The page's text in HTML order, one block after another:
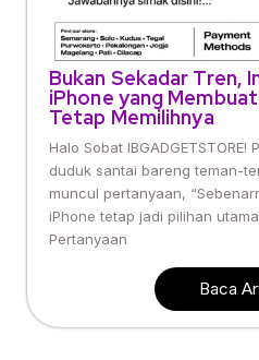
Bukan Sekadar Tren,
iPhone yang
Tetap Memilihnya
Halo Sobat
duduk santai bareng teman-
muncul pertanyaan,
iPhone tetap jadi pilihan
Pertanyaan
Baca